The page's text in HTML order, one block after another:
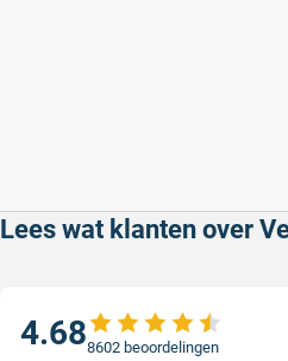
Lees wat klanten over
4.688602 beoordelingen